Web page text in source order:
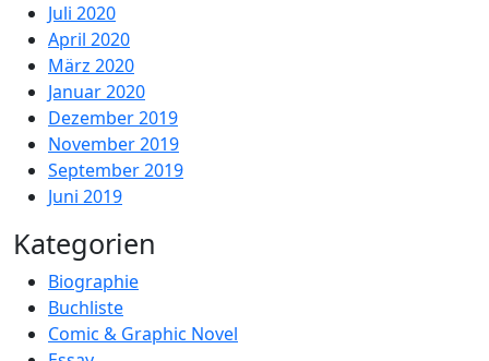
Juli 2020
April 2020
März 2020
Januar 2020
Dezember 2019
November 2019
September 2019
Juni 2019
Kategorien
Biographie
Buchliste
Comic & Graphic Novel